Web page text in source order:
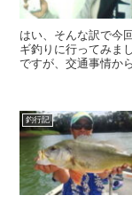
はい、そんな訳で今回は
ギ釣りに行ってみました。 ・またしても・・・ やる気
ですが、交通事情から今回も
釣行記